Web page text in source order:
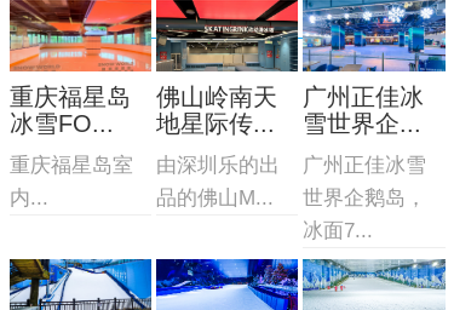
重庆福星岛
冰雪FO...
重庆福星岛室
内...
佛山岭南天
地星际传...
由深圳乐的出
品的佛山M...
广州正佳冰
雪世界企...
广州正佳冰雪
世界企鹅岛，
冰面7...